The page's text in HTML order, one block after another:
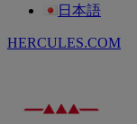
日本語
HERCULES.COM